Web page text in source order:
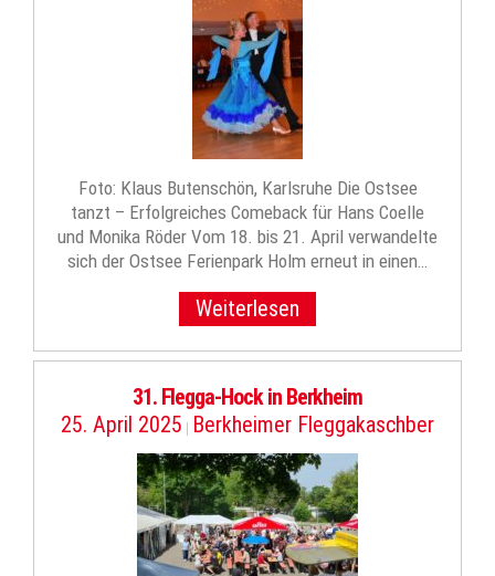
Foto: Klaus Butenschön, Karlsruhe Die Ostsee
tanzt – Erfolgreiches Comeback für Hans Coelle
und Monika Röder Vom 18. bis 21. April verwandelte
sich der Ostsee Ferienpark Holm erneut in einen…
Weiterlesen
31. Flegga-Hock in Berkheim
25. April 2025 | Berkheimer Fleggakaschber